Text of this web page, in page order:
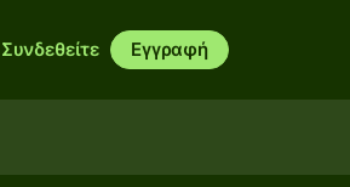
Συνδεθείτε Εγγραφή